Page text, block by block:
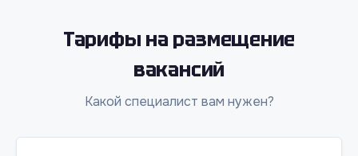
Тарифы на размещение
вакансий
Какой специалист вам нужен?